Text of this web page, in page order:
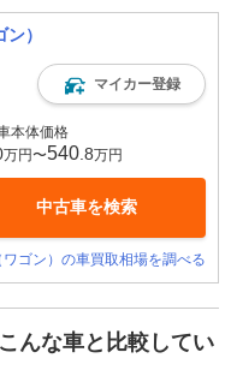
）
マイカー登録
本体価格
万円〜540 .8万円
中古車を検索
ゴン）の車買取相場を調べる
んな車と比較してい